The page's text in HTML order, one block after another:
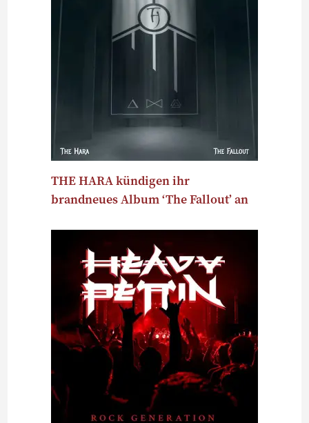
THE HARA kündigen ihr
brandneues Album ‘The Fallout’ an